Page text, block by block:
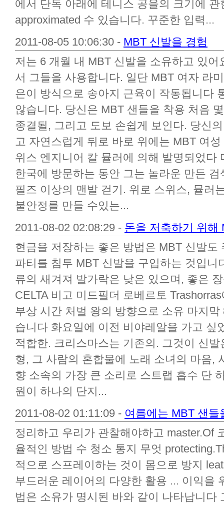
에서 단독 아래에 테니스 공을의 크기에
approximated 수 있습니다. 꾸준한 입력...
2011-08-05 10:06:30 - MBT 신발을 경험
저는 6 개월 내 MBT 신발을 소유하고 있
서 그들을 사용합니다. 일단 MBT 여자 라
은이 방식으로 송아지 근육이 작동됩니다
않습니다. 당신은 MBT 샌들을 착용 처음
종결될, 그리고 도보 손쉽게 보인다. 당신
고 자연스럽게 뒤로 바로 위에는 MBT 여
위스 엔지니어 칼 뮬러에 의해 발명되었다
한국에 방문하는 동안 그는 놀라운 만든
필즈 이상의 맨발 걷기. 위로 스위스, 뮬러
불안정를 만들 수있는...
2011-08-02 02:08:29 - 돈을 저축하기 위해
현금을 저장하는 좋은 방법은 MBT 신발도
파티를 침투 MBT 신발을 구입하는 것입니
류의 새겨져 발가락은 낮은 있으며, 좋은
CELTA 비고 미드필더 로베르토
부상 시간 처벌 왕의 방향으로 소유 마지
습니다 화요일에 이전 비야레알을 가고 싶
적합한. 크리스마스는 기존의. 그것이 신
형, 그 사람의 혼합물에 노래 소녀의 마음,
향 소속의 가장 큰 소리로 스트랩 흡수 단
원이 하나의 단지...
2011-08-02 01:11:09 - 여름에는 MBT 샌들
정리하고 우리가 관찰해야하고 master.Of
율적인 방법 수 청소 통지 무엇
적으로 스프레이하는 것이 몸으로 방지
부드러운 레이어의 다양한 활용 ... 이익을
법은 소유가 명시된 바와 같이 나타납니다